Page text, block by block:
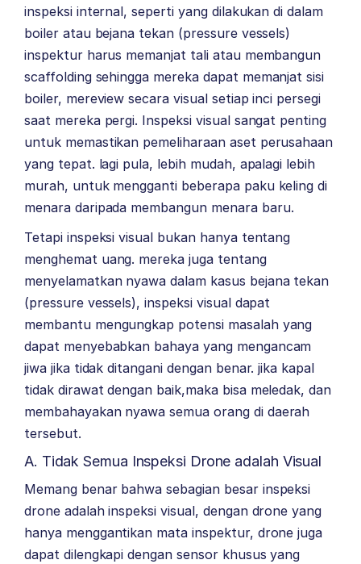
inspeksi internal, seperti yang dilakukan di dalam
boiler atau bejana tekan (pressure vessels)
inspektur harus memanjat tali atau membangun
scaffolding sehingga mereka dapat memanjat sisi
boiler, mereview secara visual setiap inci persegi
saat mereka pergi. Inspeksi visual sangat penting
untuk memastikan pemeliharaan aset perusahaan
yang tepat. lagi pula, lebih mudah, apalagi lebih
murah, untuk mengganti beberapa paku keling di
menara daripada membangun menara baru.
Tetapi inspeksi visual bukan hanya tentang
menghemat uang. mereka juga tentang
menyelamatkan nyawa dalam kasus bejana tekan
(pressure vessels), inspeksi visual dapat
membantu mengungkap potensi masalah yang
dapat menyebabkan bahaya yang mengancam
jiwa jika tidak ditangani dengan benar. jika kapal
tidak dirawat dengan baik,maka bisa meledak, dan
membahayakan nyawa semua orang di daerah
tersebut.
A. Tidak Semua Inspeksi Drone adalah Visual
Memang benar bahwa sebagian besar inspeksi
drone adalah inspeksi visual, dengan drone yang
hanya menggantikan mata inspektur, drone juga
dapat dilengkapi dengan sensor khusus yang